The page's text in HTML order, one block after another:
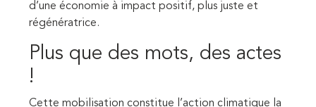
d’une économie à impact positif, plus juste et
régénératrice.
Plus que des mots, des actes
!
Cette mobilisation constitue l’action climatique la